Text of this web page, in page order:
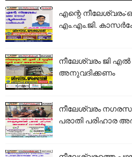
എന്റെ
എം.എം.ജി.
നീലേശ്വരം ജി
അനുവദിക്കണം
നീലേശ്വരം
പരാതി പരിഹാര